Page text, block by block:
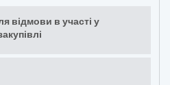
відмови в участі у